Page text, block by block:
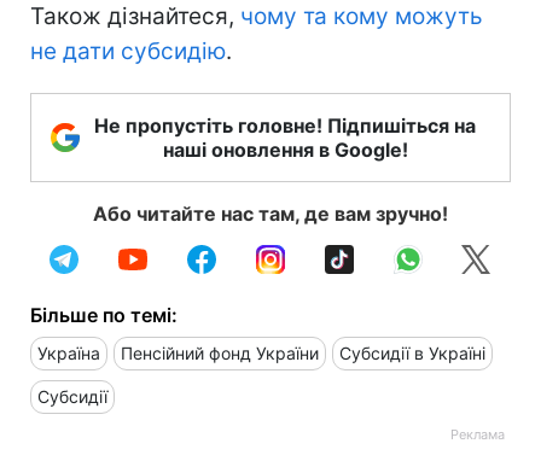
Також дізнайтеся, чому та кому можуть
не дати субсидію.
Не пропустіть головне! Підпишіться на
наші оновлення в Google!
Або читайте нас там, де вам зручно!
Більше по темі:
Україна Пенсійний фонд України Субсидії в Україні
Субсидії